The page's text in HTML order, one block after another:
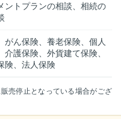
ントプランの相談、相続の
がん保険、養老保険、個人
護保険、外貨建て保険、
険、法人保険
売停止となっている場合がござ